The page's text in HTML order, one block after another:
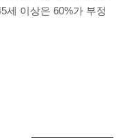
세 이상은 60%가 부정